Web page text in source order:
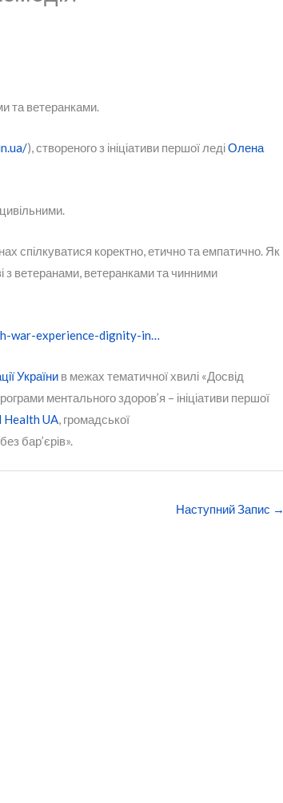
та ветеранками.
), створеного з ініціативи першої ледіОлена
спілкуватися коректно, етично та емпатично. Як
з ветеранами, ветеранками та чинними
war-experience-dignity-in…
України в межах тематичної хвилі «Досвід
ментального здоров’я – ініціативи першої
Health UA, громадської
бар’єрів».
Наступний Запис →